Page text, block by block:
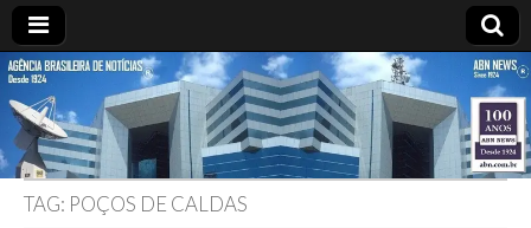
ABN
AGÊNCIA
DESDE
1924
TAG: POÇOS DE CALDAS